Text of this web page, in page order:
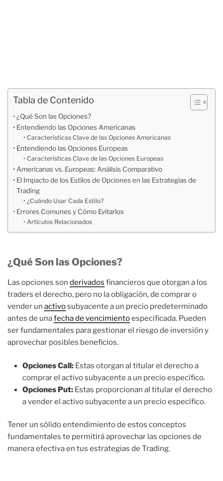
Tabla de Contenido
¿Qué Son las Opciones?
Entendiendo las Opciones Americanas
Características Clave de las Opciones Americanas
Entendiendo las Opciones Europeas
Características Clave de las Opciones Europeas
Americanas vs. Europeas: Análisis Comparativo
El Impacto de los Estilos de Opciones en las Estrategias de
Trading
¿Cuándo Usar Cada Estilo?
Errores Comunes y Cómo Evitarlos
Artículos Relacionados
¿Qué Son las Opciones?
Las opciones son derivados financieros que otorgan a los
traders el derecho, pero no la obligación, de comprar o
vender un activosubyacente a un precio predeterminado
antes de unafecha de vencimientoespecificada. Pueden
ser fundamentales para gestionar el riesgo de inversión y
aprovechar posibles beneficios.
Opciones Call: Estas otorgan al titular el derecho a
comprar el activo subyacente a un precio específico.
Opciones Put: Estas proporcionan al titular el derecho
a vender el activo subyacente a un precio específico.
Tener un sólido entendimiento de estos conceptos
fundamentales te permitirá aprovechar las opciones de
manera efectiva en tus estrategias de Trading.